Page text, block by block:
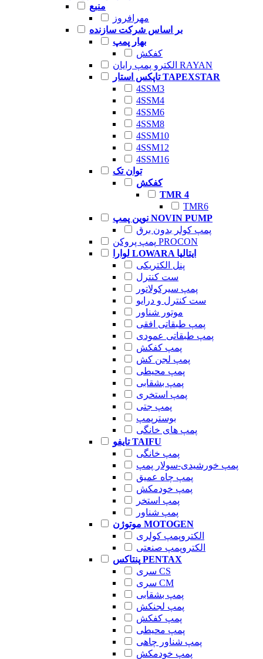
منبع
مهرافروز
بر اساس شرکت سازنده
بهار پمپ
کفکش
الکترو پمپ رایان RAYAN
تاپکس استار TAPEXSTAR
4SSM3
4SSM4
4SSM6
4SSM8
4SSM10
4SSM12
4SSM16
توان تک
کفکش
TMR 4
TMR6
نوین پمپ NOVIN PUMP
پمپ کولر بدون برق
پمپ پروکن PROCON
لوارا LOWARA ایتالیا
پنل الکتریکی
ست کنترل
پمپ سیرکولاتور
ست کنترل و درایو
موتور شناور
پمپ طبقاتی افقی
پمپ طبقاتی عمودی
پمپ کفکش
پمپ لجن کش
پمپ محیطی
پمپ بشقابی
پمپ استخری
پمپ جتی
بوسترپمپ
پمپ های خانگی
تایفو TAIFU
پمپ خانگی
پمپ خورشیدی-سولار پمپ
پمپ چاه عمیق
پمپ خودمکش
پمپ استخر
پمپ شناور
موتوژن MOTOGEN
الکتروپمپ کولری
الکتروپمپ صنعتی
پنتاکس PENTAX
سری CS
سری CM
پمپ بشقابی
پمپ لجنکش
پمپ کفکش
پمپ محیطی
پمپ شناور چاهی
پمپ خودمکش